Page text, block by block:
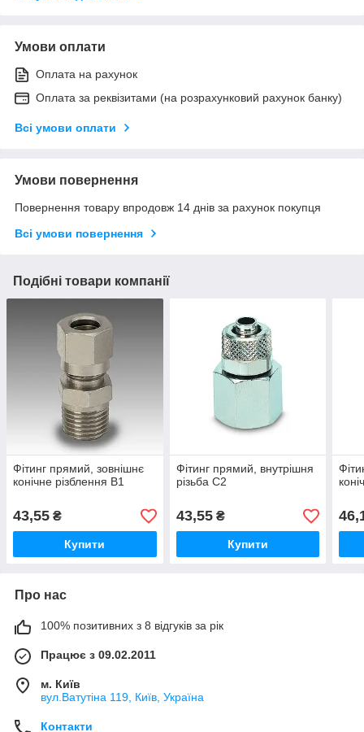
Умови оплати
Оплата на рахунок
Оплата за реквізитами (на розрахунковий рахунок банку)
Всі умови оплати
Умови повернення
Повернення товару впродовж 14 днів за рахунок покупця
Всі умови повернення
Подібні товари компанії
Фітинг прямий, зовнішнє
конічне різблення B1
43,55 ₴
Купити
Фітинг прямий, внутрішня
різьба C2
43,55₴
Купити
Про нас
100% позитивних з 8 відгуків за рік
Працює з 09.02.2011
м. Київ
вул.Ватутіна 119, Київ, Україна
Контакти